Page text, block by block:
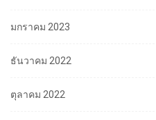
มกราคม 2023
ธันวาคม 2022
ตุลาคม 2022